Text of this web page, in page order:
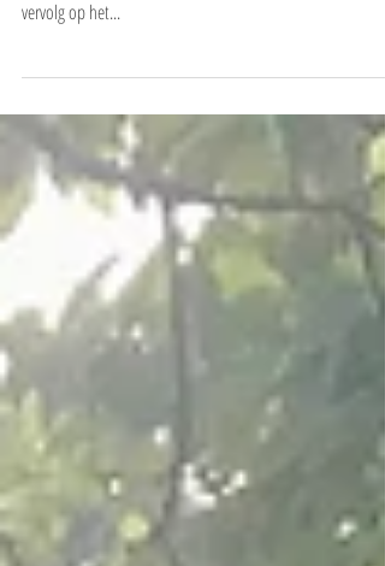
Rotterdam, 17-02-2020 Beste lezer, Dit is een eerste globale
vervolg op het...